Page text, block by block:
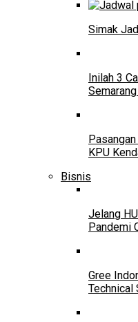
Simak
Inilah 3
KPU
Bisnis
Jelang
Pandemi
Gree
Technical